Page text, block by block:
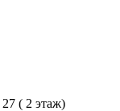
( 2 этаж)